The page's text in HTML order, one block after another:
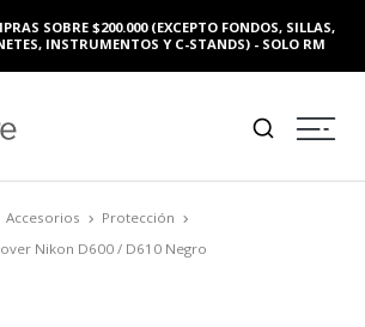
SOBRE $200.000 (EXCEPTO FONDOS, SILLAS,
INSTRUMENTOS Y C-STANDS) - SOLO RM
Accesorios
Protección
Nikon D600 / D610 Negro